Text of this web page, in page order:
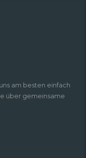
am besten einfach
über gemeinsame